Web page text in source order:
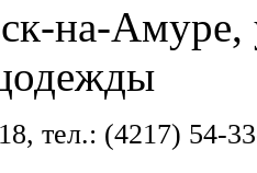
на-
тел.: (4217) 54-